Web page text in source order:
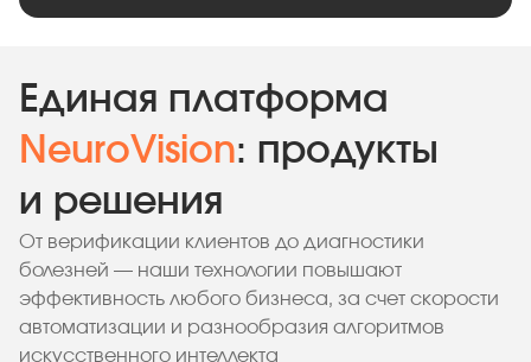
Единая платформа
NeuroVision: продукты
и решения
От верификации клиентов до диагностики
болезней — наши технологии повышают
эффективность любого бизнеса, за счет скорости
автоматизации и разнообразия алгоритмов
искусственного интеллекта